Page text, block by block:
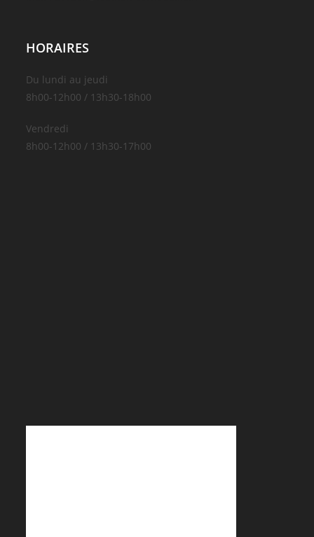
HORAIRES
Du lundi au jeudi
8h00-12h00 / 13h30-18h00
Vendredi
8h00-12h00 / 13h30-17h00